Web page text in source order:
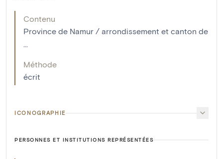
Contenu
Province de Namur / arrondissement et canton de
...
Méthode
écrit
ICONOGRAPHIE
PERSONNES ET INSTITUTIONS REPRÉSENTÉES